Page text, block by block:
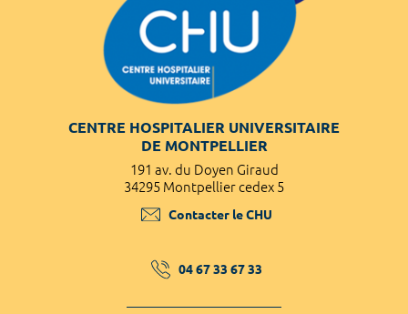
CENTRE HOSPITALIER UNIVERSITAIRE
DE MONTPELLIER
191 av. du Doyen Giraud
34295 Montpellier cedex 5
Contacter le CHU
04 67 33 67 33